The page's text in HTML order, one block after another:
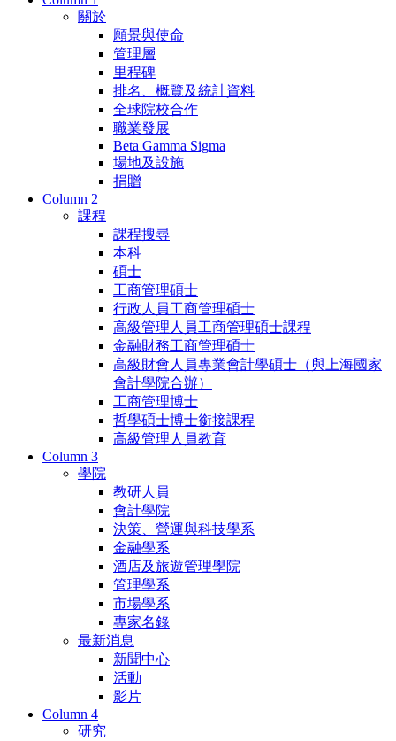
關於
願景與使命
管理層
里程碑
排名、概覽及統計資料
全球院校合作
職業發展
Beta Gamma Sigma
場地及設施
捐贈
Column 2
課程
課程搜尋
本科
碩士
工商管理碩士
行政人員工商管理碩士
高級管理人員工商管理碩士課程
金融財務工商管理碩士
高級財會人員專業會計學碩士（與上海國家
會計學院合辦）
工商管理博士
哲學碩士博士銜接課程
高級管理人員教育
Column 3
學院
教研人員
會計學院
決策、營運與科技學系
金融學系
酒店及旅遊管理學院
管理學系
市場學系
專家名錄
最新消息
新聞中心
活動
影片
Column 4
研究